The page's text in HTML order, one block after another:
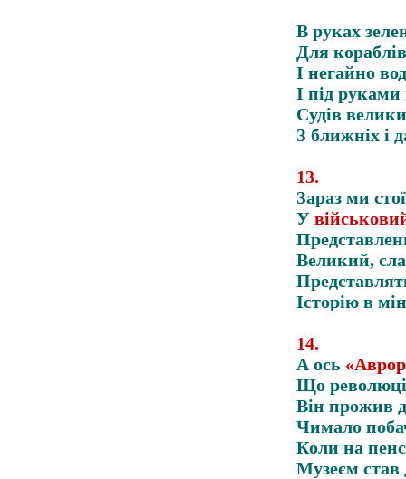
В руках
Для
І негайно
І під
Судів
З ближніх і
13.
Зараз ми
У
Великий,
Історію в
14.
А ось
Що
Він прожив
Чимало
Коли на
Музеєм став